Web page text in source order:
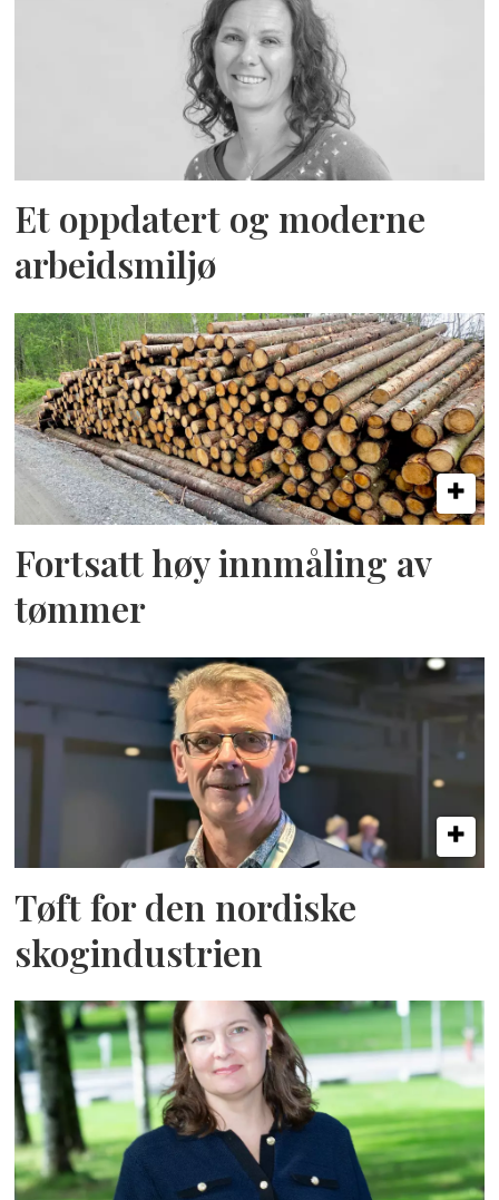
Et oppdatert og moderne
arbeidsmiljø
Fortsatt høy innmåling av
tømmer
Tøft for den nordiske
skogindustrien